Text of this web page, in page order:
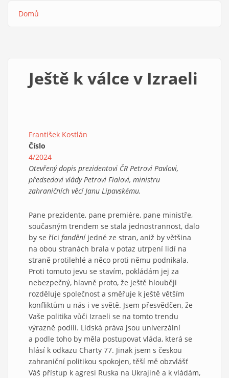
Domů
Ještě k válce v Izraeli
František Kostlán
Číslo
4/2024
Otevřený dopis prezidentovi ČR Petrovi Pavlovi,
předsedovi vlády Petrovi Fialovi, ministru
zahraničních věcí Janu Lipavskému.
Pane prezidente, pane premiére, pane ministře,
současným trendem se stala jednostrannost, dalo
by se říci fanděníjedné ze stran, aniž by většina
na obou stranách brala v potaz utrpení lidí na
straně protilehlé a něco proti němu podnikala.
Proti tomuto jevu se stavím, pokládám jej za
nebezpečný, hlavně proto, že ještě hlouběji
rozděluje společnost a směřuje k ještě větším
konfliktům u nás i ve světě. Jsem přesvědčen, že
Vaše politika vůči Izraeli se na tomto trendu
výrazně podílí. Lidská práva jsou univerzální
a podle toho by měla postupovat vláda, která se
hlásí k odkazu Charty 77. Jinak jsem s českou
zahraniční politikou spokojen, těší mě obzvlášť
Váš přístup k agresi Ruska na Ukrajině a k vládám,